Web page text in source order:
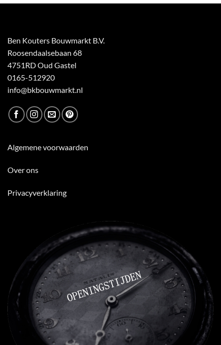
Ben Kouters Bouwmarkt B.V.
Roosendaalsebaan 68
4751RD Oud Gastel
0165-512920
info@bkbouwmarkt.nl
Algemene voorwaarden
Over ons
Privacyverklaring